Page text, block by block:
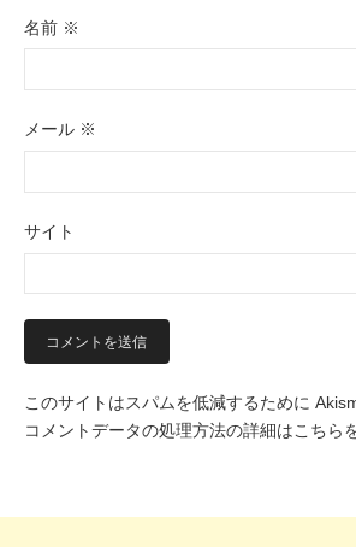
名前 ※
メール ※
サイト
このサイトはスパムを低減するために
コメントデータの処理方法の詳細はこちら